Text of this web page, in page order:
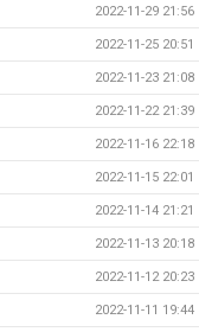
2022-11-29 21:56
2022-11-25 20:51
2022-11-23 21:08
2022-11-22 21:39
2022-11-16 22:18
2022-11-15 22:01
2022-11-14 21:21
2022-11-13 20:18
2022-11-12 20:23
2022-11-11 19:44